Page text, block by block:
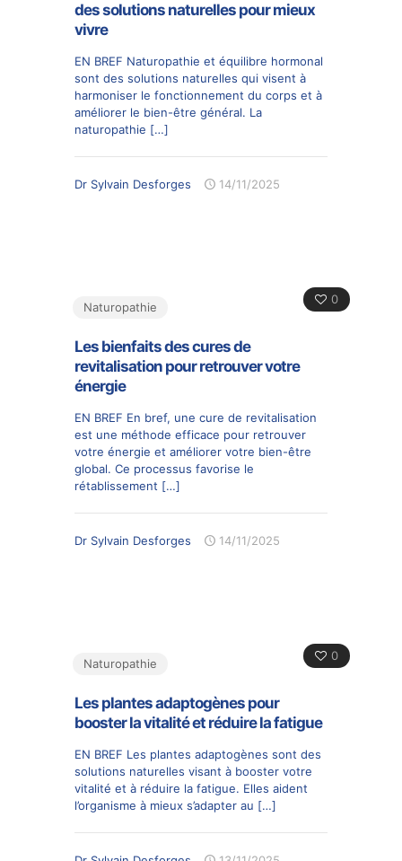
des solutions naturelles pour mieux
vivre
EN BREF Naturopathie et équilibre hormonal
sont des solutions naturelles qui visent à
harmoniser le fonctionnement du corps et à
améliorer le bien-être général. La
naturopathie […]
Dr Sylvain Desforges 14/11/2025
0
Naturopathie
Les bienfaits des cures de
revitalisation pour retrouver votre
énergie
EN BREF En bref, une cure de revitalisation
est une méthode efficace pour retrouver
votre énergie et améliorer votre bien-être
global. Ce processus favorise le
rétablissement […]
Dr Sylvain Desforges 14/11/2025
0
Naturopathie
Les plantes adaptogènes pour
booster la vitalité et réduire la fatigue
EN BREF Les plantes adaptogènes sont des
solutions naturelles visant à booster votre
vitalité et à réduire la fatigue. Elles aident
l’organisme à mieux s’adapter au […]